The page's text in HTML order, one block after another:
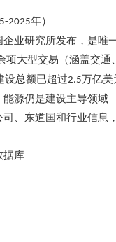
2025年）
业研究所发布，是
项大型交易（涵盖交通
设总额已超过2.5万亿美
源仍是建设主导领域
、东道国和行业信息
据库